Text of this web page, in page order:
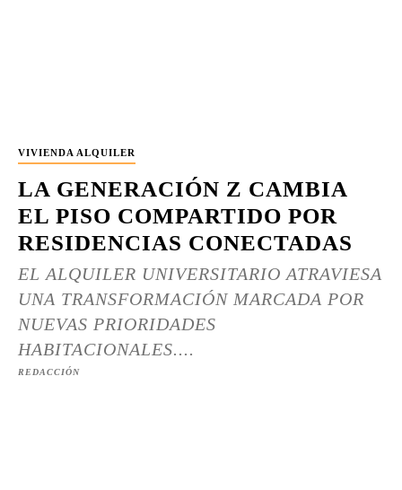
VIVIENDA ALQUILER
LA GENERACIÓN Z CAMBIA
EL PISO COMPARTIDO POR
RESIDENCIAS CONECTADAS
EL ALQUILER UNIVERSITARIO ATRAVIESA
UNA TRANSFORMACIÓN MARCADA POR
NUEVAS PRIORIDADES
HABITACIONALES....
REDACCIÓN